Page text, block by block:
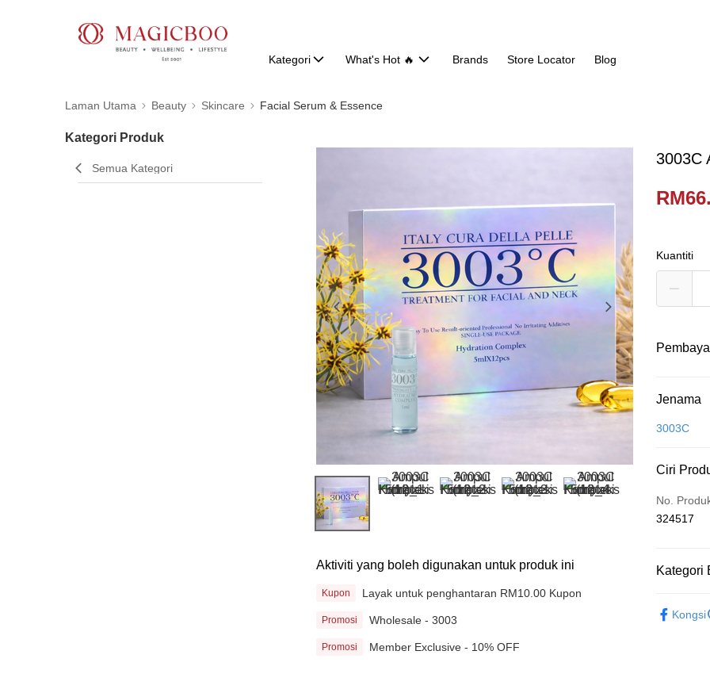
Kategori What's Hot 🔥 Brands Store Locator Blog
Laman Utama Beauty Skincare Facial Serum & Essence
Kategori Produk
Semua Kategori
Aktiviti yang boleh digunakan untuk produk ini
Kupon Layak untuk penghantaran RM10.00 Kupon
Promosi Wholesale - 3003
Promosi Member Exclusive - 10% OFF
3003C
Kuantiti
Kaedah
Kad Kredit
Deskripsi
Leong
Touch 'n
Pilihan
Jenama
3003C
Ciri
No.
324517
Kategori
Kongsi